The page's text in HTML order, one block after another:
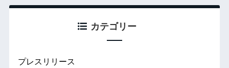
カテゴリー
プレスリリース